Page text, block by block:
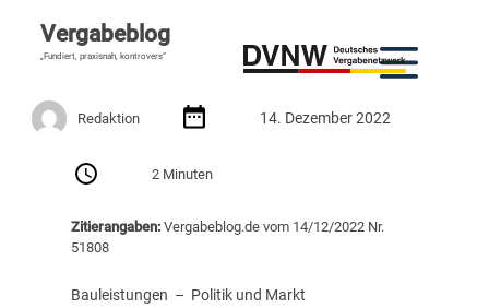
Vergabeblog
„Fundiert, praxisnah, kontrovers“
Redaktion 14. Dezember 2022
2 Minuten
Zitierangaben:Vergabeblog.de vom 14/12/2022 Nr.
51808
Bauleistungen
  –
Politik und Markt